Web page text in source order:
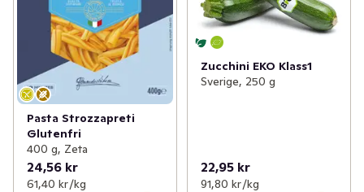
Pasta Strozzapreti
Glutenfri
400 g, Zeta
24,56 kr
61,40 kr /kg
Zucchini EKO Klass1
Sverige, 250 g
22,95 kr
91,80 kr /kg